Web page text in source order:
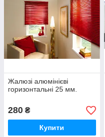
Жалюзі алюмінієві
горизонтальні 25 мм.
280 ₴
Купити